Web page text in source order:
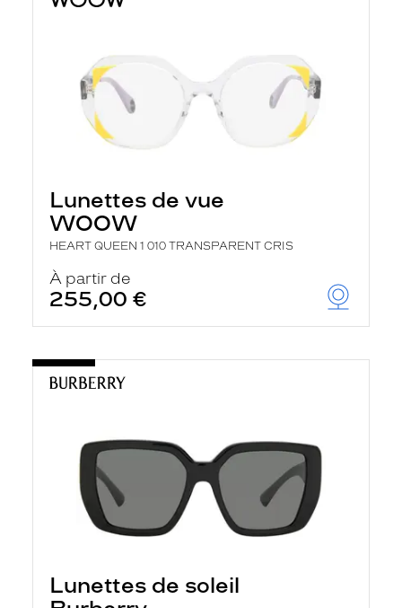
Lunettes de vue
WOOW
HEART QUEEN 1 010 TRANSPARENT CRIS
À partir de
255,00 €
Lunettes de soleil